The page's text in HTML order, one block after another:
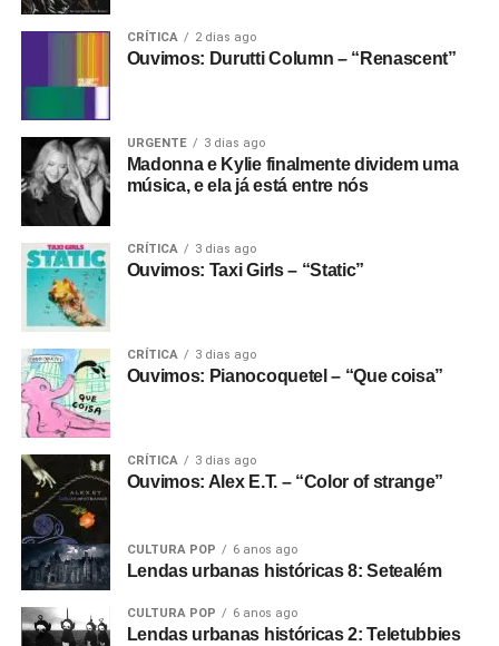
newsletter
CRÍTICA 2 dias ago
Ouvimos: Durutti Column – “Renascent”
URGENTE 3 dias ago
Madonna e Kylie finalmente dividem uma
música, e ela já está entre nós
CRÍTICA 3 dias ago
Ouvimos: Taxi Girls – “Static”
CRÍTICA 3 dias ago
Ouvimos: Pianocoquetel – “Que coisa”
CRÍTICA 3 dias ago
Ouvimos: Alex E.T. – “Color of strange”
CULTURA POP 6 anos ago
Lendas urbanas históricas 8: Setealém
CULTURA POP 6 anos ago
Lendas urbanas históricas 2: Teletubbies